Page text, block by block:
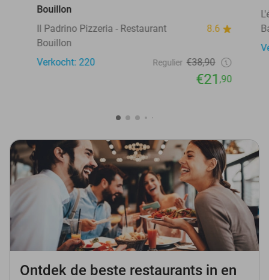
Bouillon
Il Padrino Pizzeria - Restaurant
8.6
Bouillon
Verkocht: 220
Regulier €38,90
€21,90
Ontdek de beste restaurants in en